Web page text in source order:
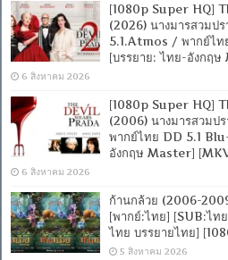
[1080p Super HQ]
(2026) นางมารสวมป
5.1.Atmos / พากย์ไ
[บรรยาย: ไทย-อังกฤ
6 สิงหาคม 2026
[1080p Super HQ]
(2006) นางมารสวมป
พากย์ไทย DD 5.1
อังกฤษ Master]
6 สิงหาคม 2026
ก้านกล้วย (2006-
[พากย์:ไทย] [SUB:ไท
ไทย บรรยายไทย]
5 สิงหาคม 2026